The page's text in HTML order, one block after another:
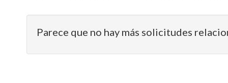
Parece que no hay más solicitudes